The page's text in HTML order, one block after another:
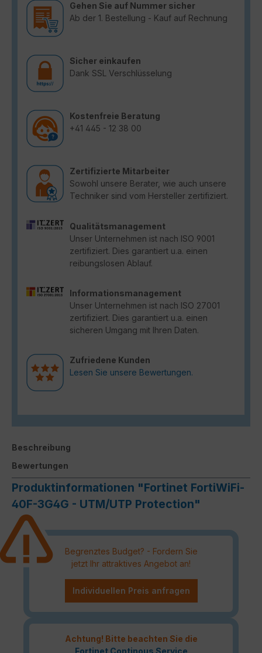
Gehen Sie auf Nummer sicher
Ab der 1. Bestellung - Kauf auf Rechnung
Sicher einkaufen
Dank SSL Verschlüsselung
Kostenfreie Beratung
+41 445 - 12 38 00
Zertifizierte Mitarbeiter
Sowohl unsere Berater, wie auch unsere
Techniker sind vom Hersteller zertifiziert.
Qualitätsmanagement
Unser Unternehmen ist nach ISO 9001
zertifiziert. Dies garantiert u.a. einen
reibungslosen Ablauf.
Informationsmanagement
Unser Unternehmen ist nach ISO 27001
zertifiziert. Dies garantiert u.a. einen
sicheren Umgang mit Ihren Daten.
Zufriedene Kunden
Lesen Sie unsere Bewertungen.
Beschreibung
Bewertungen
Produktinformationen "Fortinet FortiWiFi-
40F-3G4G - UTM/UTP Protection"
Begrenztes Budget? - Fordern Sie
jetzt Ihr attraktives Angebot an!
Individuellen Preis anfragen
Achtung! Bitte beachten Sie die